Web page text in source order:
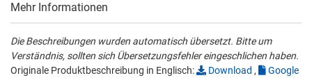
Mehr Informationen
Die Beschreibungen wurden automatisch übersetzt. Bitte um
Verständnis, sollten sich Übersetzungsfehler eingeschlichen haben.
Originale Produktbeschreibung in Englisch:
Download , Google